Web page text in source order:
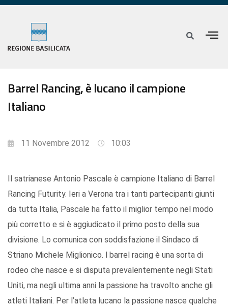
Barrel Rancing, è lucano il campione
Italiano
11 Novembre 2012 10:03
Il satrianese Antonio Pascale è campione Italiano di Barrel
Rancing Futurity. Ieri a Verona tra i tanti partecipanti giunti
da tutta Italia, Pascale ha fatto il miglior tempo nel modo
più corretto e si è aggiudicato il primo posto della sua
divisione. Lo comunica con soddisfazione il Sindaco di
Striano Michele Miglionico. l barrel racing è una sorta di
rodeo che nasce e si disputa prevalentemente negli Stati
Uniti, ma negli ultima anni la passione ha travolto anche gli
atleti Italiani. Per l’atleta lucano la passione nasce qualche